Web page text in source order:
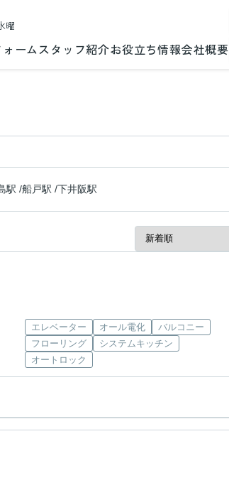
曜
ォーム スタッフ紹介お役立ち情報会社概要
駅 /船戸駅 /下井阪駅
エレベーター オール電化
バルコニー
フローリング
システムキッチン
オートロック